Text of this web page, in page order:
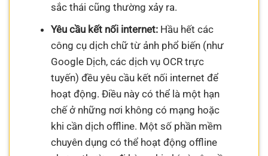
sắc thái cũng thường xảy ra.
Yêu cầu kết nối internet:Hầu hết các
công cụ dịch chữ từ ảnh phổ biến (như
Google Dịch, các dịch vụ OCR trực
tuyến) đều yêu cầu kết nối internet để
hoạt động. Điều này có thể là một hạn
chế ở những nơi không có mạng hoặc
khi cần dịch offline. Một số phần mềm
chuyên dụng có thể hoạt động offline